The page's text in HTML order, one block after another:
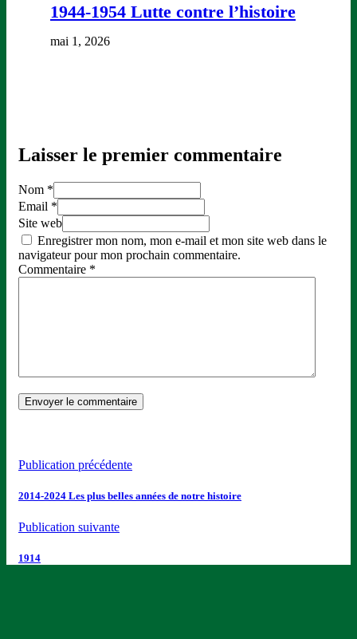
1944-1954 Lutte contre l’histoire
mai 1, 2026
Laisser le premier commentaire
Nom *
Email *
Site web
Enregistrer mon nom, mon e-mail et mon site web dans le
navigateur pour mon prochain commentaire.
Commentaire *
Publication précédente
2014-2024 Les plus belles années de notre histoire
Publication suivante
1914